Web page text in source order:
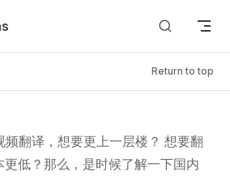
Return to top
翻译，想要更上一层楼？ 想要翻
低？那么，是时候了解一下国内